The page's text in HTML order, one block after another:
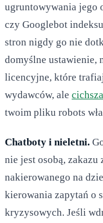
ugruntowywania jego
czy Googlebot
stron nigdy go nie
domyślne ustawienie,
licencyjne, które
wydawców, ale
twoim pliku robots
Chatboty i nieletni.
nie jest osobą,
nakierowanego na
kierowania zapytań o
kryzysowych. Jeśli